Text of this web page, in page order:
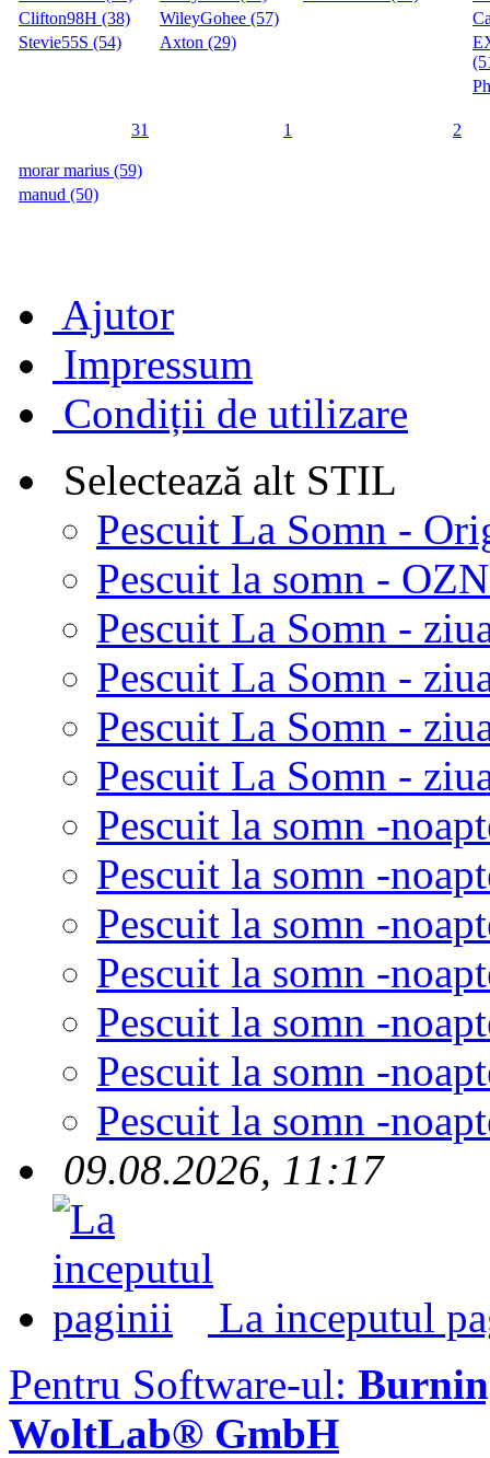
Clifton98H (38)
Stevie55S (54)
WileyGohee (57)
Axton (29)
31
morar marius (59)
manud (50)
1 2
Ajutor
Impressum
Condiții de utilizare
Selectează alt STIL
Pescuit La Somn -
Pescuit la somn -
Pescuit La Somn -
Pescuit La Somn -
Pescuit La Somn -
Pescuit La Somn -
Pescuit la somn -
Pescuit la somn -
Pescuit la somn -
Pescuit la somn -
Pescuit la somn -
Pescuit la somn -
Pescuit la somn -
09.08.2026, 11:17
La inceputul
Pentru Software-ul:
WoltLab® GmbH